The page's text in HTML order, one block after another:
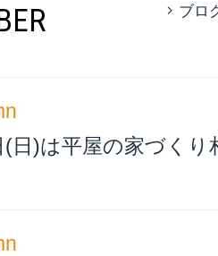
ブロ
日)は平屋の家づくり